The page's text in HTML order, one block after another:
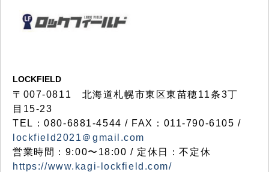
LOCKFIELD
〒007-0811 北海道札幌市東区東苗穂11条3丁
目15-23
TEL：080-6881-4544 / FAX：011-790-6105 /
lockfield2021＠gmail.com
営業時間：9:00〜18:00 / 定休日：不定休
https://www.kagi-lockfield.com/